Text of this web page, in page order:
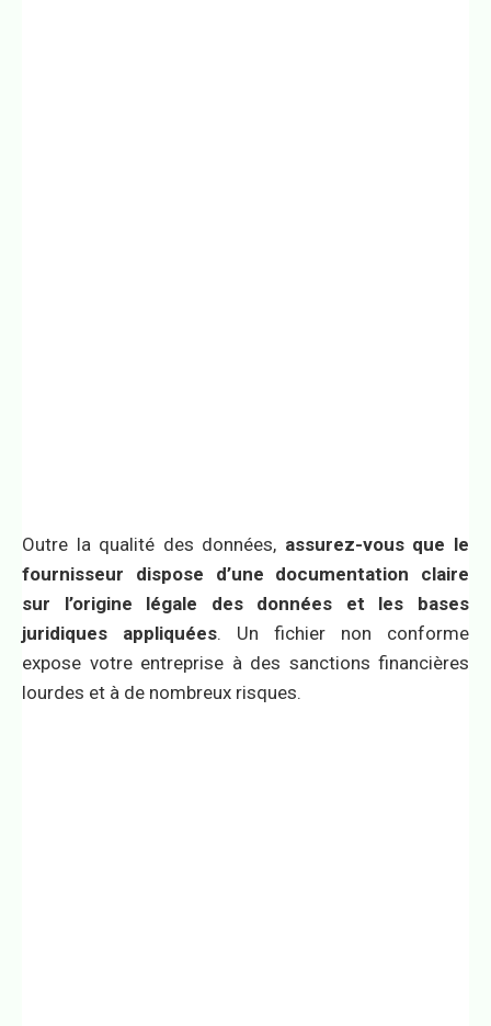
Outre la qualité des données, assurez-vous que le
fournisseur dispose d’une documentation claire
sur l’origine légale des données et les bases
juridiques appliquées. Un fichier non conforme
expose votre entreprise à des sanctions financières
lourdes et à de nombreux risques.